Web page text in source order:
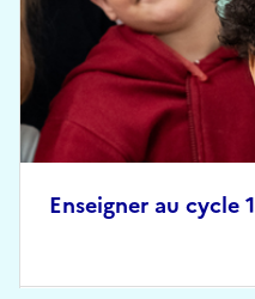
Enseigner au cycle 1